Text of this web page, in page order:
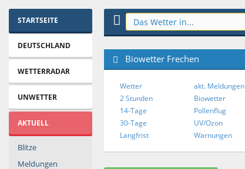
STARTSEITE
DEUTSCHLAND
WETTERRADAR
UNWETTER
AKTUELL
Blitze
Meldungen
Biowetter Frechen
Wetter
2 Stunden
14-Tage
30-Tage
Langfrist
akt. Meldungen
Biowetter
Pollenflug
UV/Ozon
Warnungen